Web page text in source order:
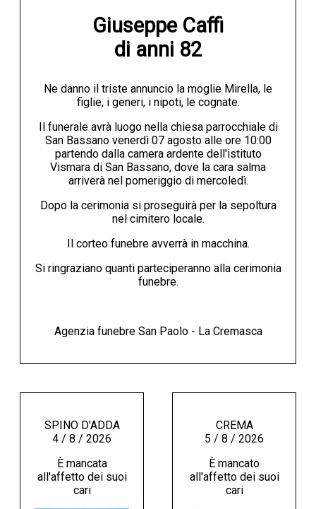
Giuseppe Caffi
di anni 82
Ne danno il triste annuncio la moglie Mirella, le
figlie, i generi, i nipoti, le cognate.
Il funerale avrà luogo nella chiesa parrocchiale di
San Bassano venerdì 07 agosto alle ore 10:00
partendo dalla camera ardente dell'istituto
Vismara di San Bassano, dove la cara salma
arriverà nel pomeriggio di mercoledì.
Dopo la cerimonia si proseguirà per la sepoltura
nel cimitero locale.
Il corteo funebre avverrà in macchina.
Si ringraziano quanti parteciperanno alla cerimonia
funebre.
Agenzia funebre San Paolo - La Cremasca
SPINO D'ADDA
4 / 8 / 2026
È mancata
all'affetto dei suoi
cari
CREMA
5 / 8 / 2026
È mancato
all'affetto dei suoi
cari